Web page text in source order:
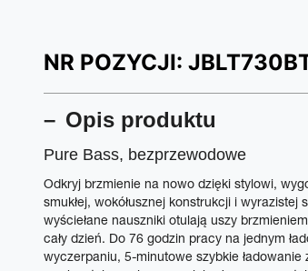
NR POZYCJI:
Opis produktu
Pure Bass, bezprzewodowe
Odkryj brzmienie na nowo dzięki stylowi,
smukłej, wokółusznej konstrukcji i
wyściełane nauszniki otulają uszy
cały dzień. Do 76 godzin pracy na jednym
wyczerpaniu, 5-minutowe szybkie